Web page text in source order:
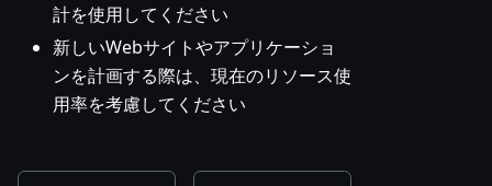
計を使用してください
新しいWebサイトやアプリケーショ
ンを計画する際は、現在のリソース使
用率を考慮してください